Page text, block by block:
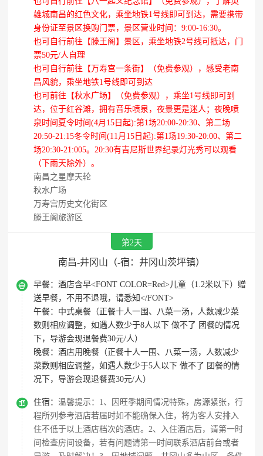
雄城南昌的红色文化，乘坐地铁1号线即可到达，需要携带
身份证至景区换购门票，景区营业时间：9:00-16:30。
也可自行前往【滕王阁】景区，乘坐地铁2号线可抵达，门
票50元/人自理
也可自行前往【万寿宫一条街】（免费参观），感受老南
昌风貌，乘坐地铁1号线即可到达
也可前往【秋水广场】（免费参观），乘坐1号线即可到
达，位于红谷滩，拥有音乐喷泉，夜景更是迷人；夜晚喷
泉时间夏令时间(4月15日起):第1场20:00-20:30、第二场
20:50-21:15冬令时间(11月15日起):第1场19:30-20:00、第二
场20:30-21:005。20:30有吉尼斯世界纪录灯光秀可以观看
（下雨天除外）。
南昌之星摩天轮
秋水广场
万寿宫历史文化街区
滕王阁旅游区
第2天
南昌-井冈山（-宿：井冈山茨坪镇）
 早餐： 酒店含早<FONT COLOR=Red>儿童（1.2米以下）赠
送早餐，不用不退哦，请悉知</FONT>
午餐： 中式桌餐（正餐十人一围、八菜一汤，人数减少菜
数则相应调整，如遇人数少于8人以下 做不了 团餐的情况
下，导游会现退餐费30元/人）
晚餐： 酒店用晚餐（正餐十人一围、八菜一汤，人数减少
菜数则相应调整，如遇人数少于5人以下 做不了 团餐的情
况下，导游会现退餐费30元/人）
 住宿： 温馨提示：1、因旺季期间情况特殊，房源紧张，行
程所列参考酒店若届时如不能确保入住，将为客人安排入
住不低于以上酒店档次的酒店。2、入住酒店后，请第一时
间检查房间设备，若有问题请第一时间联系酒店前台或者